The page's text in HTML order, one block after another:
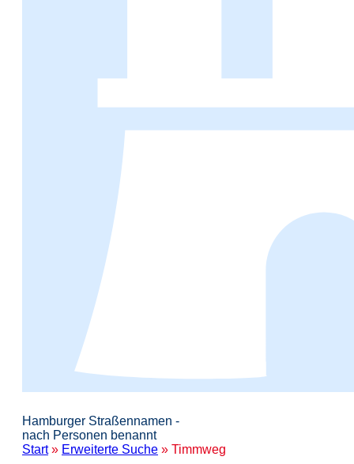
Hamburger Straßennamen -
nach Personen benannt
Start» Erweiterte Suche » Timmweg